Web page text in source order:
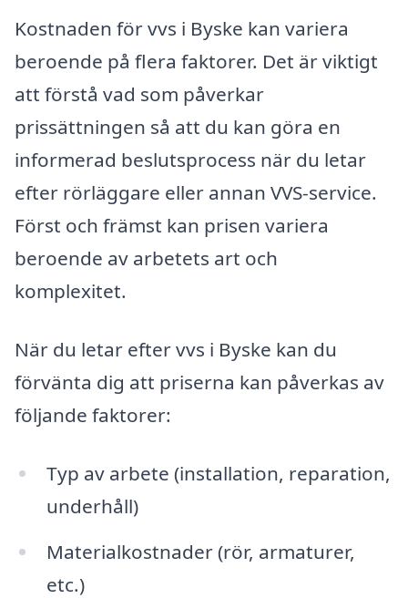
Kostnaden för vvs i Byske kan variera
beroende på flera faktorer. Det är viktigt
att förstå vad som påverkar
prissättningen så att du kan göra en
informerad beslutsprocess när du letar
efter rörläggare eller annan VVS-service.
Först och främst kan prisen variera
beroende av arbetets art och
komplexitet.
När du letar efter vvs i Byske kan du
förvänta dig att priserna kan påverkas av
följande faktorer:
Typ av arbete (installation, reparation,
underhåll)
Materialkostnader (rör, armaturer,
etc.)